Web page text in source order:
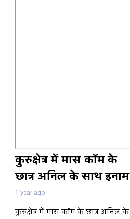
कुरुक्षेत्र में मास कॉम के
छात्र अनिल के साथ इनाम
के नाम पर भद्दा मजाक,
देखिए ये खास बातचीत
1 year ago
कुरुक्षेत्र में मास कॉम के छात्र अनिल के